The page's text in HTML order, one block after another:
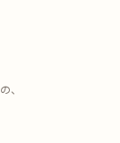
、